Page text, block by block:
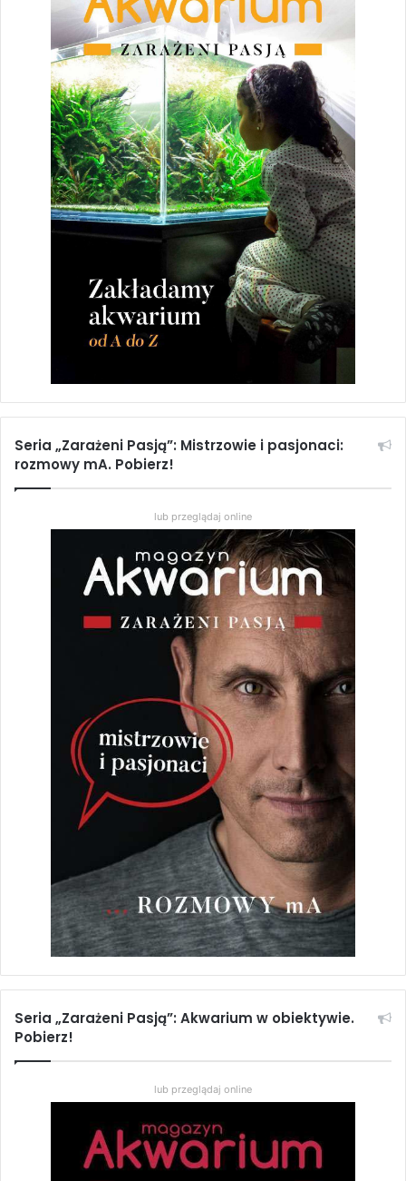
Seria „Zarażeni Pasją”: Mistrzowie i pasjonaci:
rozmowy mA. Pobierz!
lub przeglądaj online
Seria „Zarażeni Pasją”: Akwarium w obiektywie.
Pobierz!
lub przeglądaj online